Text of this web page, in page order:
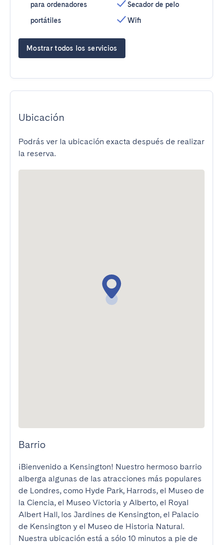
para ordenadores
portátiles
Secador de pelo
Wifi
Mostrar todos los servicios
Ubicación
Podrás ver la ubicación exacta después de realizar
la reserva.
Barrio
¡Bienvenido a Kensington! Nuestro hermoso barrio
alberga algunas de las atracciones más populares
de Londres, como Hyde Park, Harrods, el Museo de
la Ciencia, el Museo Victoria y Alberto, el Royal
Albert Hall, los Jardines de Kensington, el Palacio
de Kensington y el Museo de Historia Natural.
Nuestra ubicación está a sólo 10 minutos a pie de